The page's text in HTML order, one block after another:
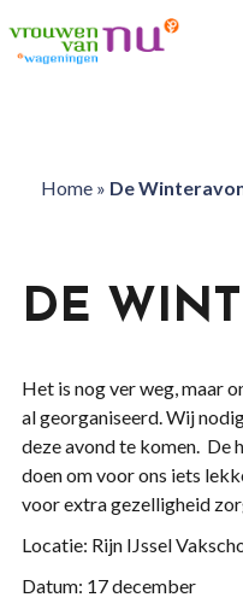
Home» De
DE
Het is nog ver weg, maar
al georganiseerd. Wij
deze avond te komen. De
doen om voor ons iets
voor extra gezelligheid
Locatie: Rijn IJssel
Datum: 17 december